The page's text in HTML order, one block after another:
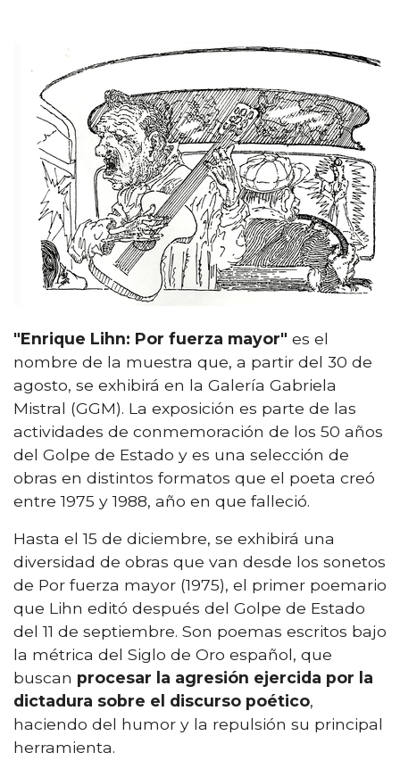
"Enrique Lihn: Por fuerza mayor" es el
nombre de la muestra que, a partir del 30 de
agosto, se exhibirá en la Galería Gabriela
Mistral (GGM). La exposición es parte de las
actividades de conmemoración de los 50 años
del Golpe de Estado y es una selección de
obras en distintos formatos que el poeta creó
entre 1975 y 1988, año en que falleció.
Hasta el 15 de diciembre, se exhibirá una
diversidad de obras que van desde los sonetos
de Por fuerza mayor (1975), el primer poemario
que Lihn editó después del Golpe de Estado
del 11 de septiembre. Son poemas escritos bajo
la métrica del Siglo de Oro español, que
buscan procesar la agresión ejercida por la
dictadura sobre el discurso poético,
haciendo del humor y la repulsión su principal
herramienta.